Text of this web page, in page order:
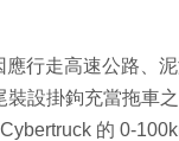
行走高速公路、
設掛鉤充當拖車
的 0-